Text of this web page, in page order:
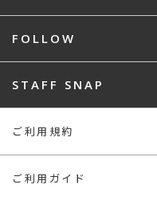
FOLLOW
STAFF SNAP
ご利用規約
ご利用ガイド